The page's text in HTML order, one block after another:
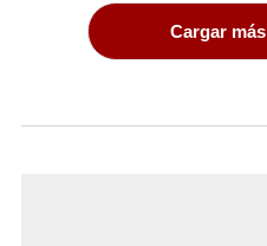
Cargar